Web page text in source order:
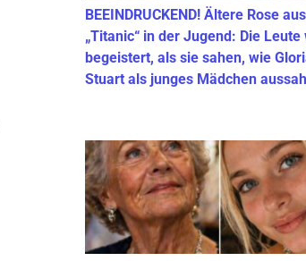
BEEINDRUCKEND! Ältere Rose aus
„Titanic“ in der Jugend: Die Leute
begeistert, als sie sahen, wie
Stuart als junges Mädchen aussah